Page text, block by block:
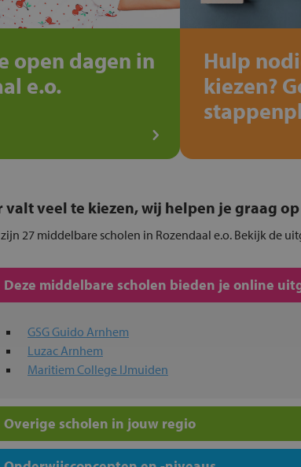
open dagen in
e.o.
Hulp
kiezen?
valt veel te kiezen, wij helpen je graag
zijn 27 middelbare scholen in Rozendaal e.o. Bekijk de
Deze middelbare scholen bieden je online
GSG Guido Arnhem
Luzac Arnhem
Maritiem College IJmuiden
Overige scholen in jouw regio